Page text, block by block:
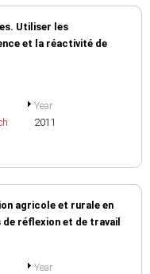
Utiliser les
et la réactivité de
Year
2011
agricole et rurale en
réflexion et de travail
Year